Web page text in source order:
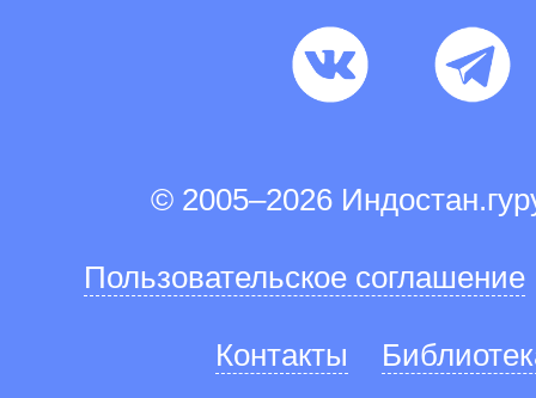
© 2005–2026
Пользовательское соглашение
Контакты